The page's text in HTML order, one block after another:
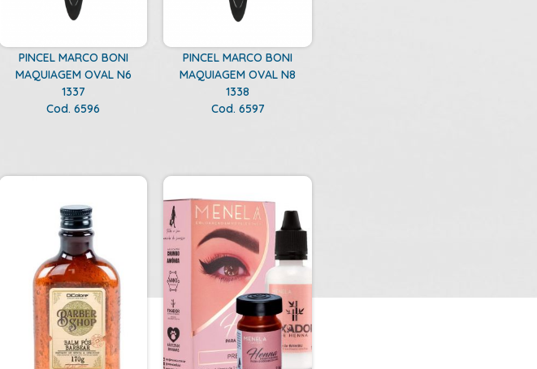
PINCEL MARCO BONI
MAQUIAGEM OVAL N6
1337
Cod. 6596
PINCEL MARCO BONI
MAQUIAGEM OVAL N8
1338
Cod. 6597